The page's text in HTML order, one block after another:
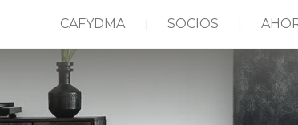
CAFYDMA SOCIOS